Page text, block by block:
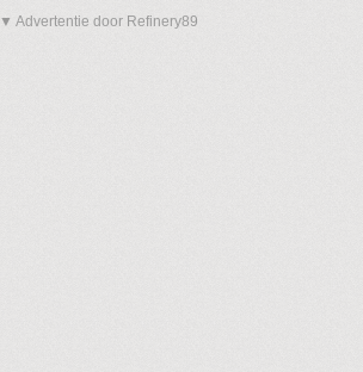
▼ Advertentie door Refinery89